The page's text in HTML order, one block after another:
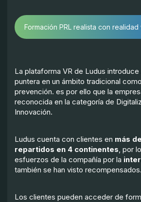
Formación PRL realista con realidad
La plataforma VR de Ludus
puntera en un ámbito tradicional
prevención. es por ello que la
reconocida en la categoría de
Innovación.
Ludus cuenta con clientes en más
repartidos en 4 continentes, por
esfuerzos de la compañía por la
también se han visto recompensados.
Los clientes pueden acceder de